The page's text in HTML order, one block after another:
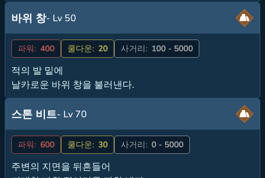
바위 창- Lv 50
파워: 400 쿨다운: 20 사거리: 100 - 5000
적의 발 밑에
날카로운 바위 창을 불러낸다.
스톤 비트- Lv 70
파워: 600 쿨다운: 30 사거리: 0 - 5000
주변의 지면을 뒤흔들어